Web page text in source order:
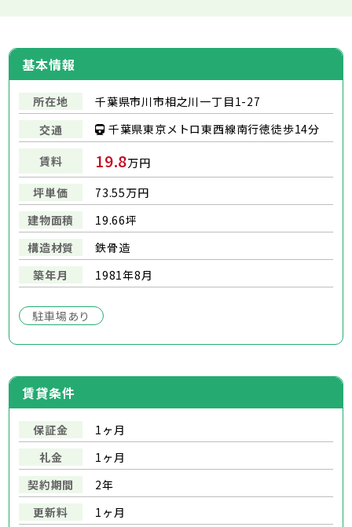
基本情報
所在地
千葉県市川市相之川一丁目1-27
交通
千葉県東京メトロ東西線南行徳徒歩14分
賃料 19.8万円
坪単価
73.55万円
建物面積
19.66坪
構造材質
鉄骨造
築年月
1981年8月
駐車場あり
賃貸条件
保証金
1ヶ月
礼金
1ヶ月
契約期間
2年
更新料
1ヶ月